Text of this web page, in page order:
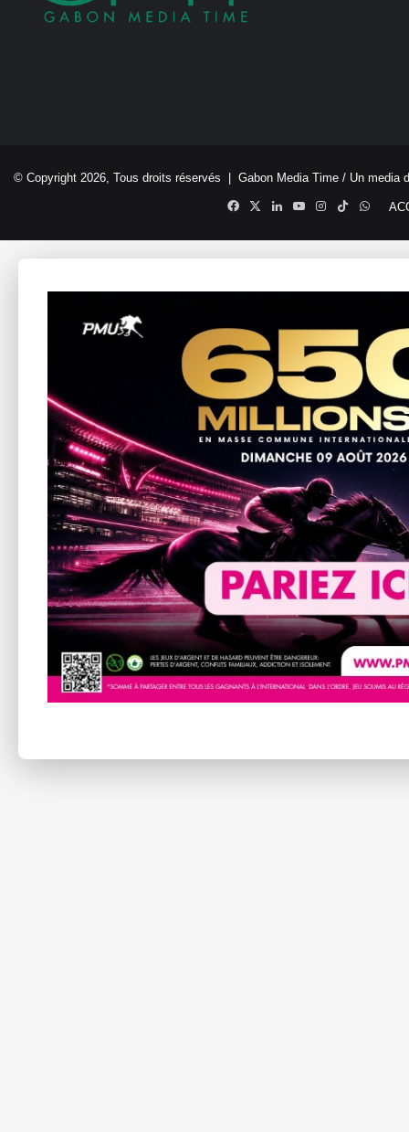
© Copyright 2026, Tous droits réservés | Gabon Media Time / Un media
Facebook
X LinkedinYouTubeInstagram
TikTok